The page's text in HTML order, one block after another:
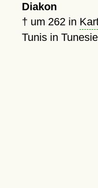
Diakon
† um 262in
Tunis in